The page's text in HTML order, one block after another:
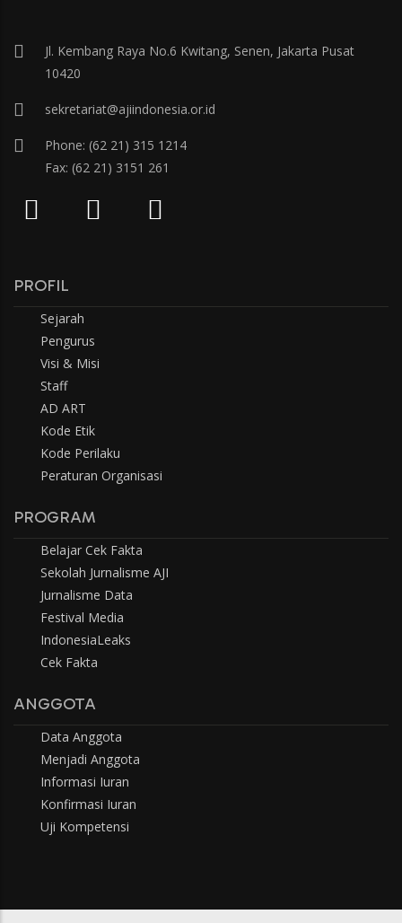
Jl. Kembang Raya No.6 Kwitang, Senen, Jakarta Pusat
10420
sekretariat@ajiindonesia.or.id
Phone: (62 21) 315 1214
Fax: (62 21) 3151 261
PROFIL
Sejarah
Pengurus
Visi & Misi
Staff
AD ART
Kode Etik
Kode Perilaku
Peraturan Organisasi
PROGRAM
Belajar Cek Fakta
Sekolah Jurnalisme AJI
Jurnalisme Data
Festival Media
IndonesiaLeaks
Cek Fakta
ANGGOTA
Data Anggota
Menjadi Anggota
Informasi Iuran
Konfirmasi Iuran
Uji Kompetensi